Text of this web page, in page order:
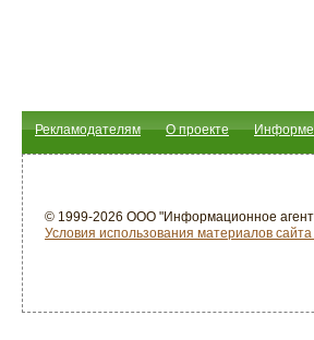
Рекламодателям О проекте
© 1999-2026 ООО "Информационное
Условия использования материалов